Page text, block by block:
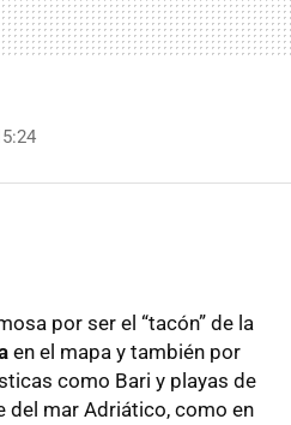
por ser el “tacón” de la
en el mapa y también por
como Bari y playas de
del mar Adriático, como en